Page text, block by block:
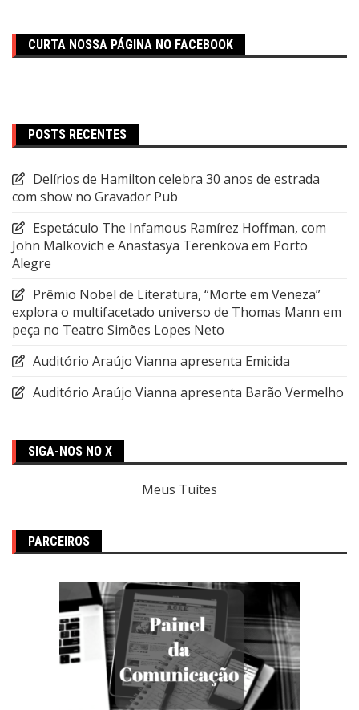
CURTA NOSSA PÁGINA NO FACEBOOK
POSTS RECENTES
Delírios de Hamilton celebra 30 anos de estrada
com show no Gravador Pub
Espetáculo The Infamous Ramírez Hoffman, com
John Malkovich e Anastasya Terenkova em Porto
Alegre
Prêmio Nobel de Literatura, “Morte em Veneza”
explora o multifacetado universo de Thomas Mann em
peça no Teatro Simões Lopes Neto
Auditório Araújo Vianna apresenta Emicida
Auditório Araújo Vianna apresenta Barão Vermelho
SIGA-NOS NO X
Meus Tuítes
PARCEIROS